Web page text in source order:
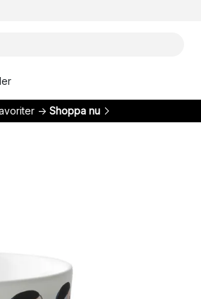
→ Shoppa nu